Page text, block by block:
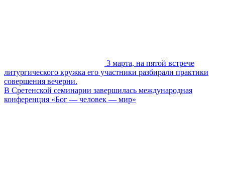
3 марта, на пятой встрече
литургического кружка его участники разбирали практики
совершения вечерни.
В Сретенской семинарии завершилась международная
конференция «Бог — человек — мир»